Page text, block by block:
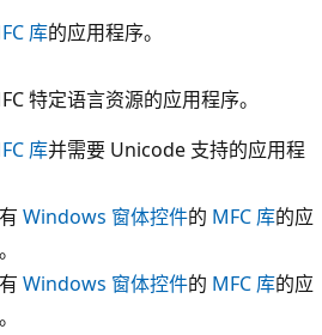
库的应用程序。
特定语言资源的应用程序。
库并需要 Unicode 支持的应用程
Windows 窗体控件的 MFC 库的应
Windows 窗体控件的 MFC 库的应